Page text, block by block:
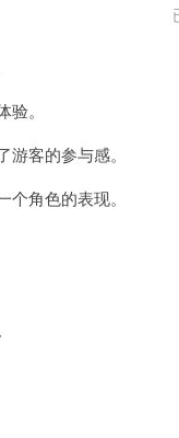
。
客的参与感。
角色的表现。